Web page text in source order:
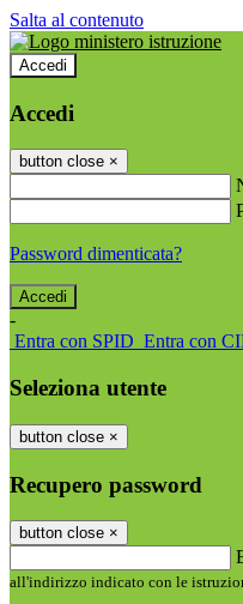
Salta al contenuto
Accedi
Accedi
button close ×
Password dimenticata?
-
Entra con SPID Entra con
Seleziona utente
button close ×
Recupero password
button close ×
all'indirizzo indicato con le